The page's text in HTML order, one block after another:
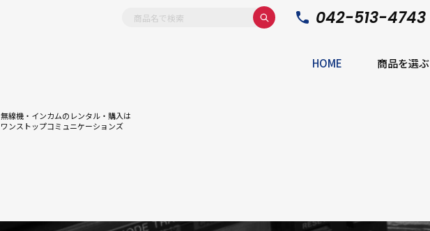
無線機・インカムのレンタル・購入は
ワンストップコミュニケーションズ
042-513-4743
HOME 商品を選ぶ